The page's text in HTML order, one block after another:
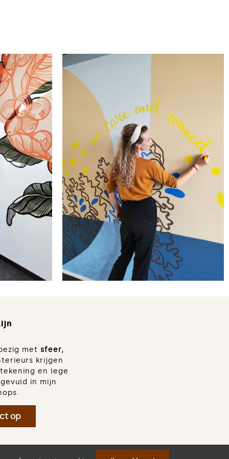
de
Een saai kantoor
minder met deze
muurkunst
met sfeer,
krijgen
en lege
in mijn
op